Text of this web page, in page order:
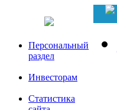
Персональный
раздел
Инвесторам
Статистика